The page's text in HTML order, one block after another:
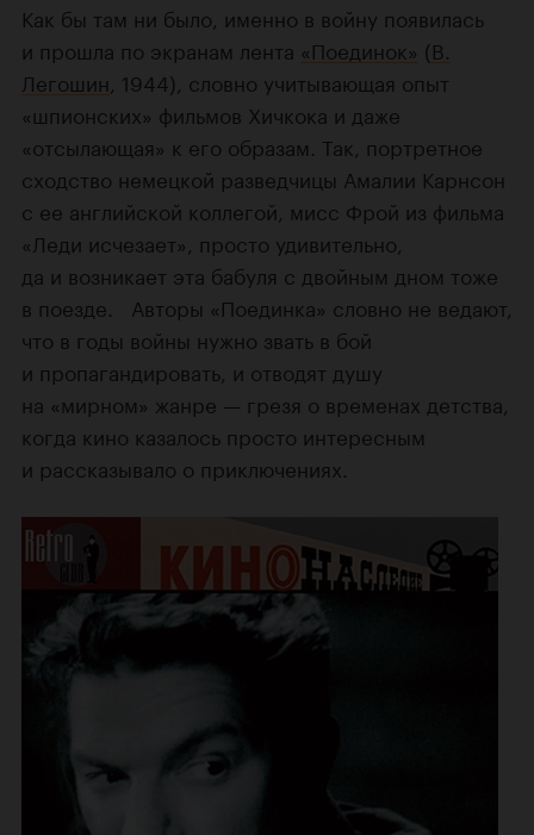
Как бы там ни было, именно в войну появилась
и прошла по экранам лента «Поединок» (В.
Легошин , 1944), словно учитывающая опыт
«шпионских» фильмов Хичкока и даже
«отсылающая» к его образам. Так, портретное
сходство немецкой разведчицы Амалии Карнсон
с ее английской коллегой, мисс Фрой из фильма
«Леди исчезает», просто удивительно,
да и возникает эта бабуля с двойным дном тоже
в поезде. Авторы «Поединка» словно не ведают,
что в годы войны нужно звать в бой
и пропагандировать, и отводят душу
на «мирном» жанре — грезя о временах детства,
когда кино казалось просто интересным
и рассказывало о приключениях.